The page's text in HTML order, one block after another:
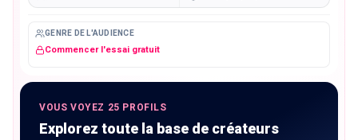
GENRE DE L'AUDIENCE
Commencer l'essai gratuit
VOUS VOYEZ 25 PROFILS
Explorez toute la base de créateurs